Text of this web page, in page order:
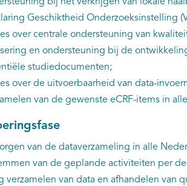
Geschiktheid Onderzoeksinstelling
over centrale ondersteuning van
en ondersteuning bij de
studiedocumenten;
over de uitvoerbaarheid van data-
van de gewenste eCRF-items in
van de dataverzameling in alle
van de geplande activiteiten per
verzamelen van data en afhandelen van